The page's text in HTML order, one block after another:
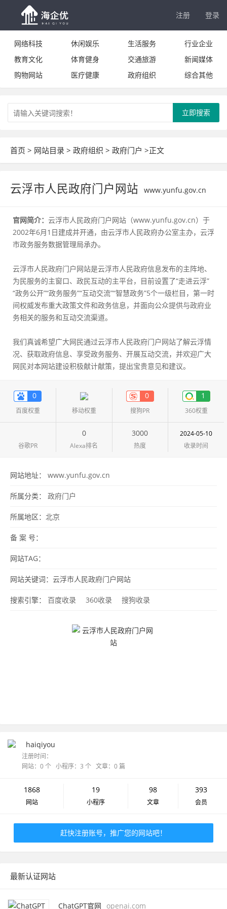
注册 登录
网络科技 休闲娱乐 生活服务
行业企业
教育文化
体育健身 交通旅游
新闻媒体
购物网站
医疗健康 政府组织 综合其他
立即搜索
首页 > 网站目录 > 政府组织 > 政府门户 >正文
云浮市人民政府门户网站 www.yunfu.gov.cn
官网简介： 云浮市人民政府门户网站（www.yunfu.gov.cn）于
2002年6月1日建成并开通，由云浮市人民政府办公室主办，云浮
市政务服务数据管理局承办。
云浮市人民政府门户网站是云浮市人民政府信息发布的主阵地、
为民服务的主窗口、政民互动的主平台，目前设置了“走进云浮”
“政务公开”“政务服务”“互动交流”“智慧政务”5个一级栏目，第一时
间权威发布重大政策文件和政务信息，并面向公众提供与政府业
务相关的服务和互动交流渠道。
我们真诚希望广大网民通过云浮市人民政府门户网站了解云浮情
况、获取政府信息、享受政务服务、开展互动交流，并欢迎广大
网民对本网站建设积极献计献策，提出宝贵意见和建议。
0
百度权重 移动权重
0
搜狗PR
1
360权重
谷歌PR
0
Alexa排名
3000
热度
2024-05-10
收录时间
网站地址： www.yunfu.gov.cn
所属分类： 政府门户
所属地区： 北京
备 案 号：
网站TAG：
网站关键词：云浮市人民政府门户网站
搜索引擎： 百度收录 360收录 搜狗收录
haiqiyou
注册时间：
网站：0 个 小程序：3 个 文章：0 篇
1868
网站
19
小程序
98
文章
393
会员
赶快注册账号，推广您的网站吧！
最新认证网站
ChatGPT官网 openai.com